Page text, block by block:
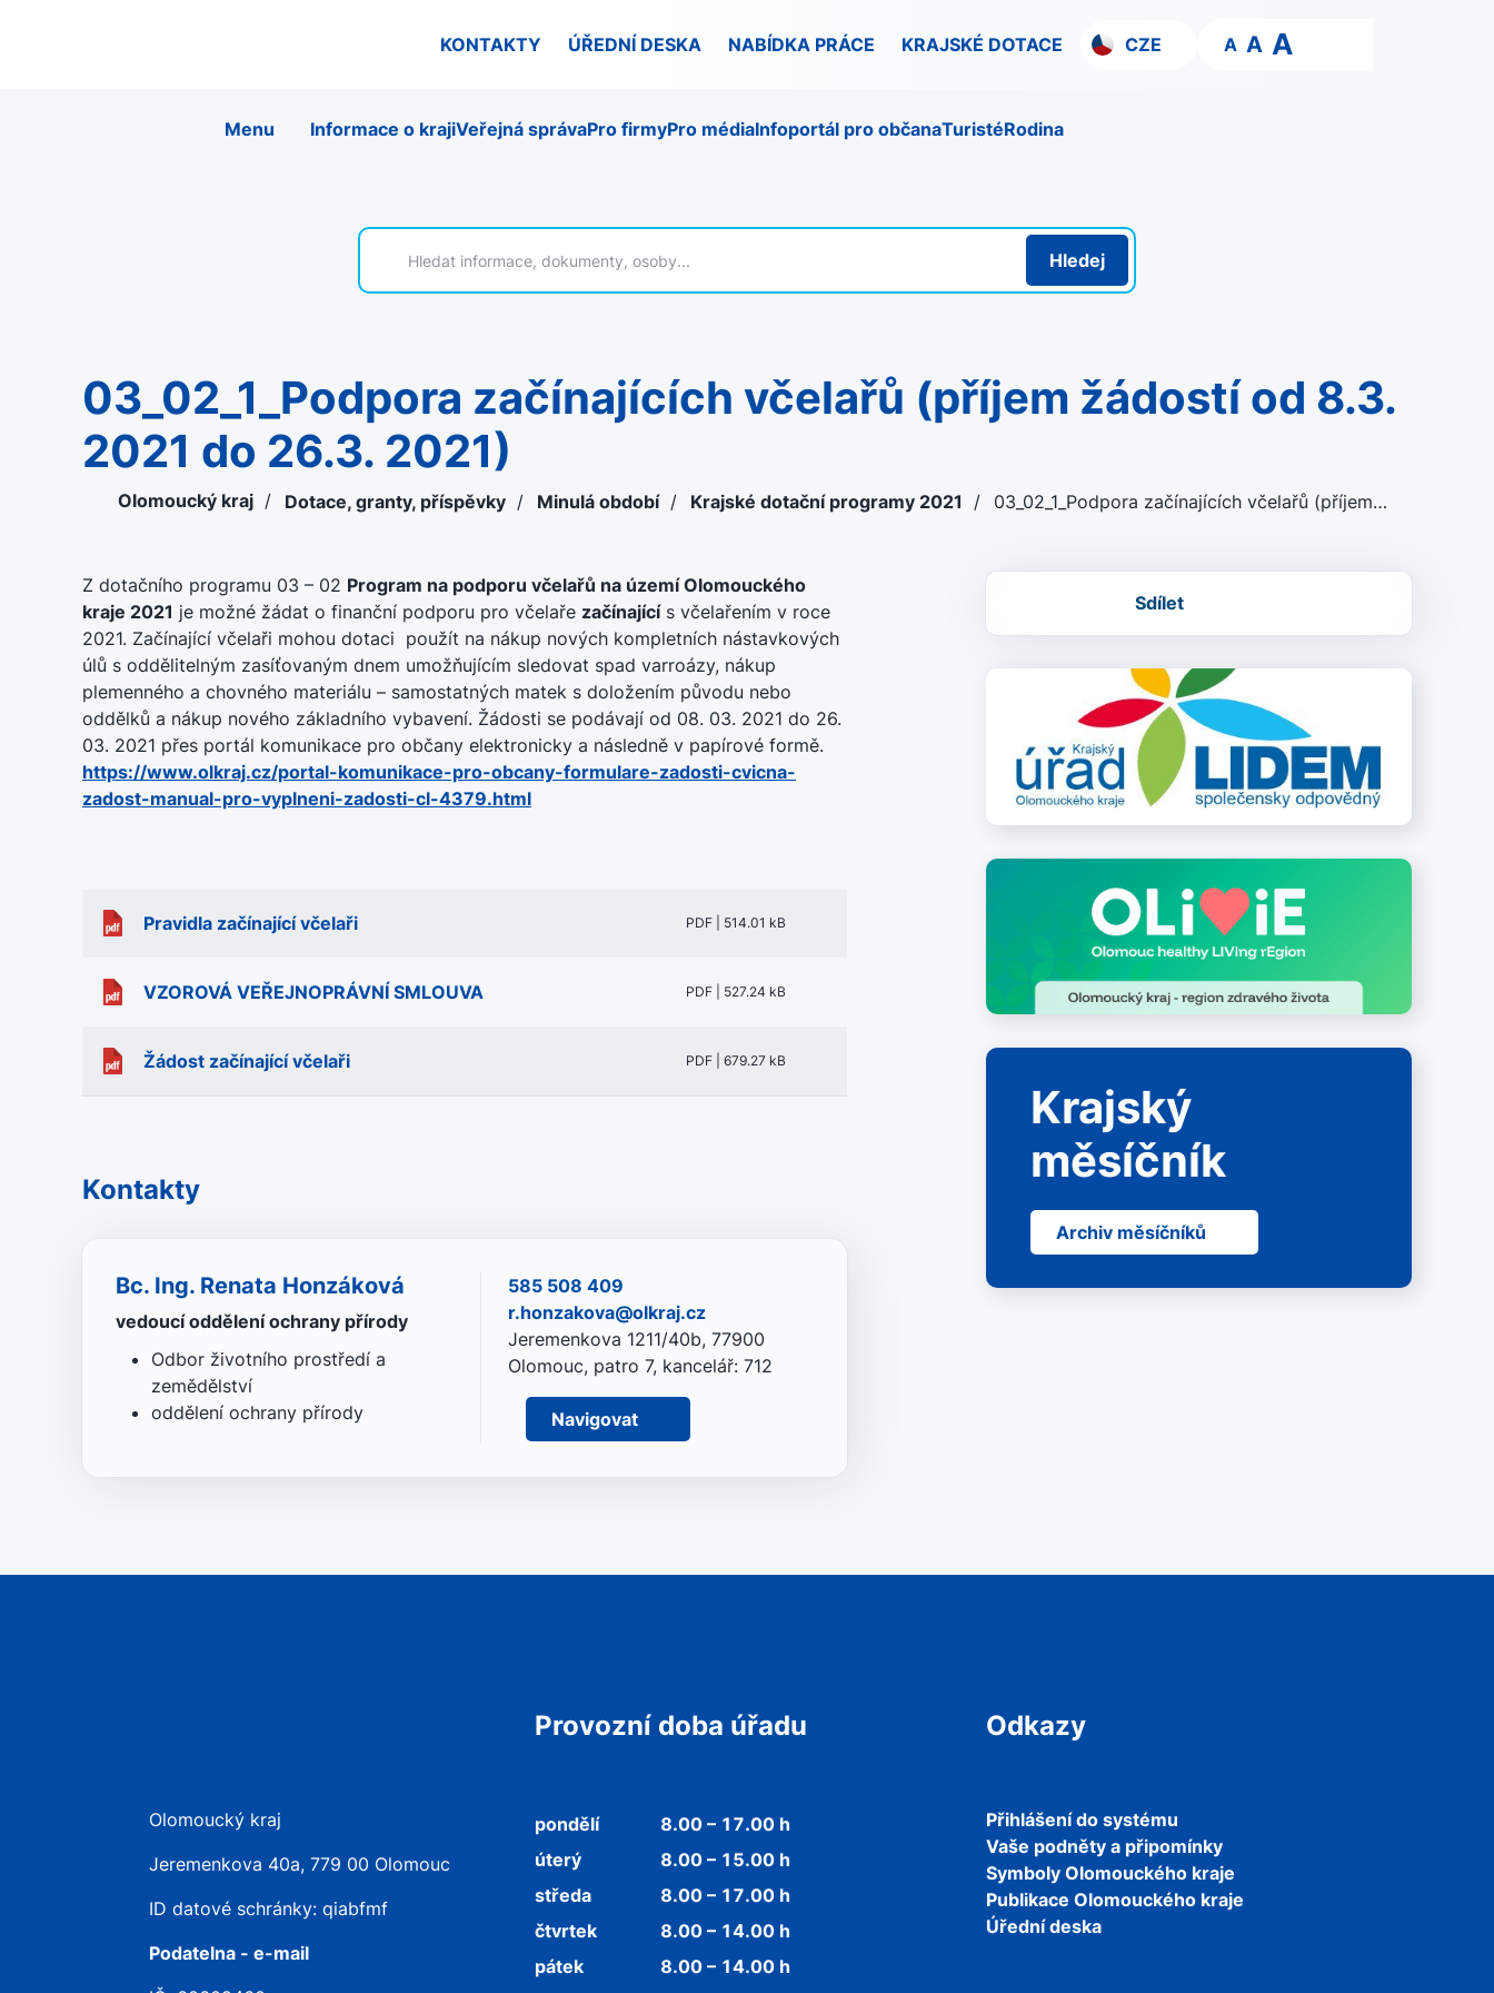
KONTAKTY ÚŘEDNÍ DESKA NABÍDKA PRÁCE KRAJSKÉ DOTACE CZE A A A
Menu Informace o krajiVeřejná správaPro firmyPro médiaInfoportál pro občanaTuristéRodina
Hledej
03_02_1_Podpora začínajících včelařů (příjem žádostí od 8.3.
2021 do 26.3. 2021)
Olomoucký kraj / Dotace, granty, příspěvky / Minulá období / Krajské dotační programy 2021 / 03_02_1_Podpora začínajících včelařů (příjem…
Z dotačního programu 03 – 02 Program na podporu včelařů na území Olomouckého
kraje 2021 je možné žádat o finanční podporu pro včelaře začínajícís včelařením v roce
2021. Začínající včelaři mohou dotaci použít na nákup nových kompletních nástavkových
úlů s oddělitelným zasíťovaným dnem umožňujícím sledovat spad varroázy, nákup
plemenného a chovného materiálu – samostatných matek s doložením původu nebo
oddělků a nákup nového základního vybavení. Žádosti se podávají od 08. 03. 2021 do 26.
03. 2021 přes portál komunikace pro občany elektronicky a následně v papírové formě.
https://www.olkraj.cz/portal-komunikace-pro-obcany-formulare-zadosti-cvicna-
zadost-manual-pro-vyplneni-zadosti-cl-4379.html
Pravidla začínající včelaři PDF | 514.01 kB
VZOROVÁ VEŘEJNOPRÁVNÍ SMLOUVA PDF | 527.24 kB
Žádost začínající včelaři PDF | 679.27 kB
Kontakty
Bc. Ing. Renata Honzáková
vedoucí oddělení ochrany přírody
Odbor životního prostředí a
zemědělství
oddělení ochrany přírody
585 508 409
r.honzakova@olkraj.cz
Jeremenkova 1211/40b, 77900
Olomouc, patro 7, kancelář: 712
Navigovat
Sdílet
Krajský
měsíčník
Archiv měsíčníků
Olomoucký kraj
Jeremenkova 40a, 779 00 Olomouc
ID datové schránky: qiabfmf
Podatelna - e-mail
Provozní doba úřadu
pondělí
8.00 – 17.00 h
úterý
8.00 – 15.00 h
středa
8.00 – 17.00 h
čtvrtek
8.00 – 14.00 h
pátek
8.00 – 14.00 h
Odkazy
Přihlášení do systému
Vaše podněty a připomínky
Symboly Olomouckého kraje
Publikace Olomouckého kraje
Úřední deska